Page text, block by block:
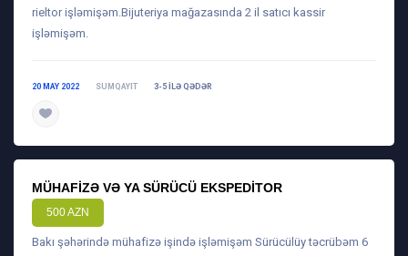
rieltor işləmişəm.Bijuteriya mağazasında 2 il satıcı kassir
işləmişəm.
20 MAY 2022 SUMQAYIT 3-5 ILƏ QƏDƏR
MÜHAFIZƏ VƏ YA SÜRÜCÜ EKSPEDITOR
500 AZN
Bakı şəhərində mühafizə işində işləmişəm Sürücülüy təcrübəm 6